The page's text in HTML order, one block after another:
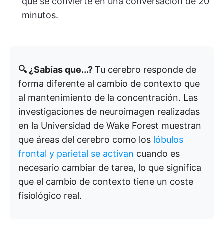
minutos.
🔍 ¿Sabías que...?Tu cerebro responde de
forma diferente al cambio de contexto que
al mantenimiento de la concentración. Las
investigaciones de neuroimagen realizadas
en la Universidad de Wake Forest muestran
que áreas del cerebro como los lóbulos
frontal y parietal se activan cuando es
necesario cambiar de tarea, lo que significa
que el cambio de contexto tiene un coste
fisiológico real.